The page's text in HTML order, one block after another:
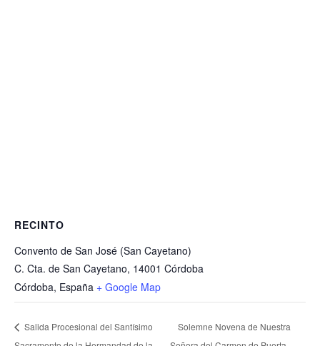
RECINTO
Convento de San José (San Cayetano)
C. Cta. de San Cayetano, 14001 Córdoba
Córdoba, España + Google Map
Salida Procesional del Santísimo
Solemne Novena de Nuestra